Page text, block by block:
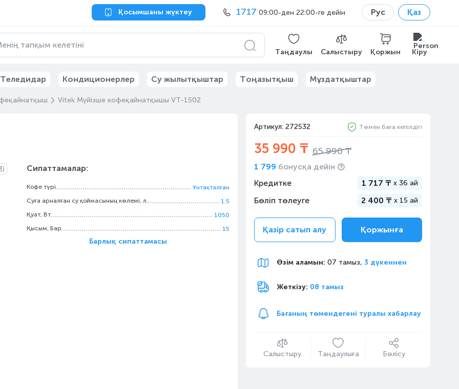
Қосымшаны жүктеу 1717 09:00-ден 22:00-ге дейін Рус Қаз
Таңдаулы Салыстыру Қоржын Кіру
Теледидар Кондиционерлер Су жылытқыштар Тоңазытқыш Мұздатқыштар
Vitek Мүйізше кофеқайнатқышы VT-1502
Сипаттамалар:
Кофе түрі
Ұнтақталған
Суға арналған су қоймасының көлемі, л
1.5
Қуат, Вт
1050
Қысым, Бар
15
Барлық сипаттамасы
Артикул: 272532 Төмен баға кепілдігі
35 990 ₸ 65 990 ₸
1 799 бонусқа дейін
Кредитке
1 717 ₸ x 36 ай
Бөліп төлеуге 2 400 ₸ x 15 ай
Қазір сатып алу Қоржынға
Өзім аламын: 07 тамыз, 3 дүкеннен
Жеткізу: 08 тамыз
Бағаның төмендегені туралы хабарлау
Салыстыру Таңдаулыға Бөлісу